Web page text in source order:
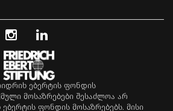
ებერტის ფონდის
მოსაზრებები შესაძლოა არ
ფონდის მოსაზრებებს. მისი